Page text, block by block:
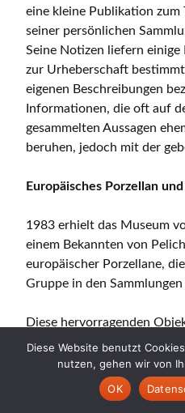
eine kleine Publikation zum
seiner persönlichen
Seine Notizen liefern einige
zur Urheberschaft
eigenen Beschreibungen
Informationen, die oft auf
gesammelten Aussagen
beruhen, jedoch mit der
Europäisches Porzellan
1983 erhielt das Museum
einem Bekannten von
europäischer Porzellane,
Gruppe in den
Diese hervorragenden
von einem Keramikkenner
Besonders hervorzuheben
berühmtesten Service, das
Meissen bestellt hatte
Diese Website benutzt
nutzen, gehen wir von
OK